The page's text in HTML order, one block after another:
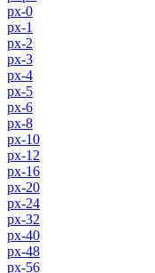
px-0
px-1
px-2
px-3
px-4
px-5
px-6
px-8
px-10
px-12
px-16
px-20
px-24
px-32
px-40
px-48
px-56